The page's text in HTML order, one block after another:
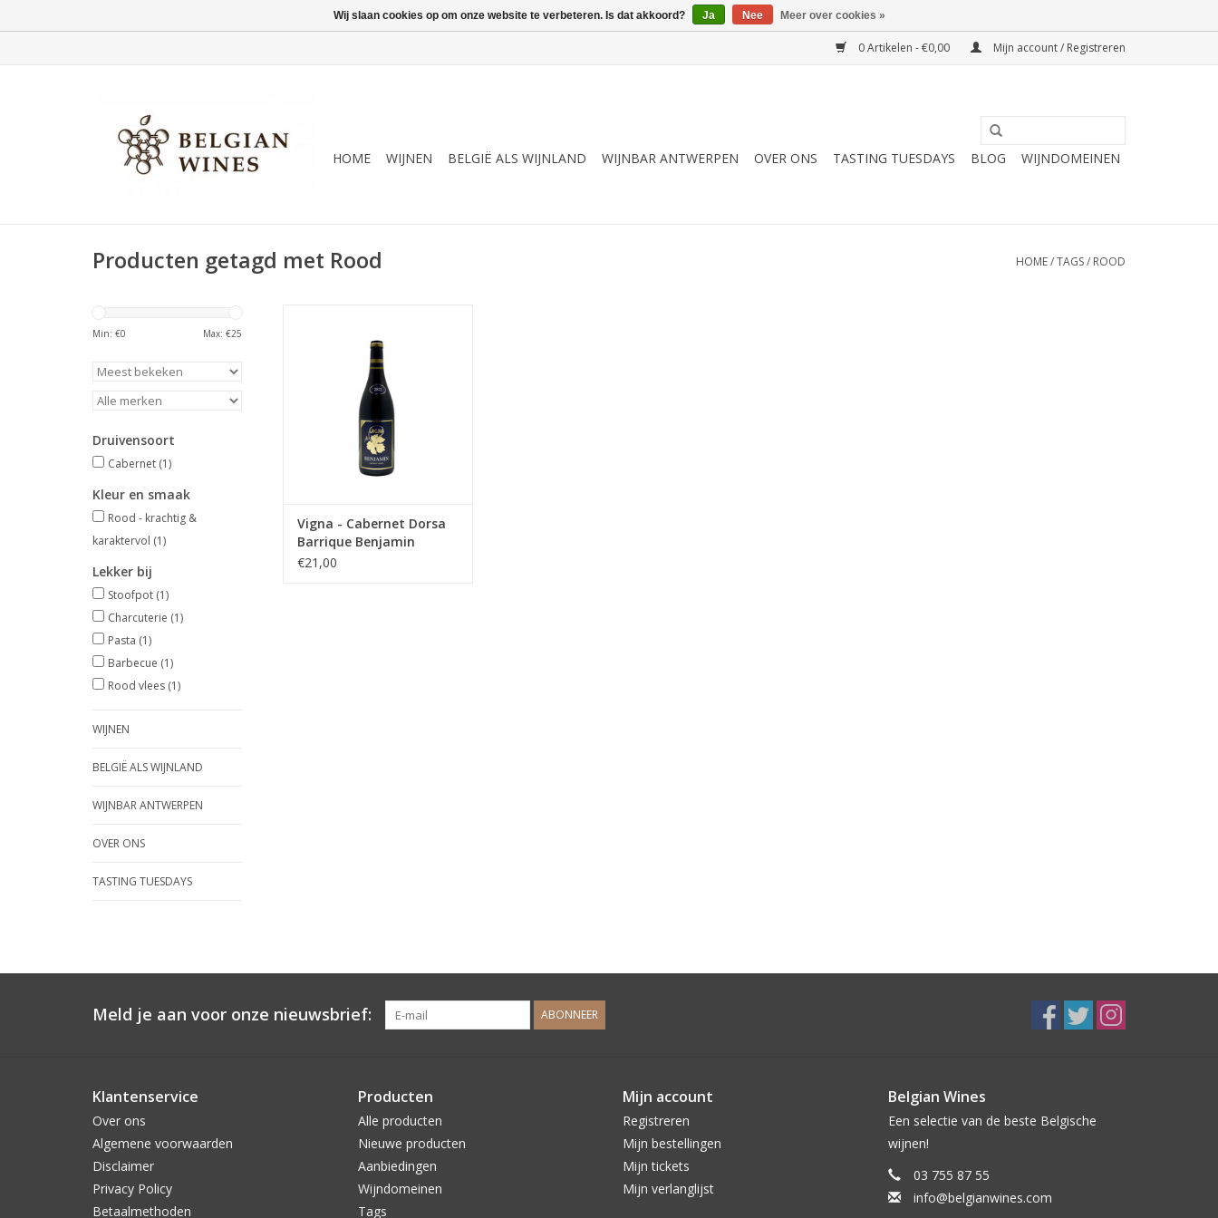
0 Artikelen - €0,00 Mijn account / Registreren
HOME WIJNEN BELGIË ALS WIJNLAND WIJNBAR ANTWERPEN OVER ONS TASTING TUESDAYS BLOG WIJNDOMEINEN
Producten getagd met Rood HOME/TAGS/ ROOD
Min: €0 Max: €25
Druivensoort
Cabernet (1)
Kleur en smaak
Rood - krachtig &
karaktervol (1)
Lekker bij
Stoofpot (1)
Charcuterie (1)
Pasta (1)
Barbecue (1)
Rood vlees (1)
WIJNEN
BELGIË ALS WIJNLAND
WIJNBAR ANTWERPEN
OVER ONS
TASTING TUESDAYS
TOEVOEGEN AAN WINKELWAGEN
Vigna - Cabernet Dorsa
Barrique Benjamin
€21,00
Meld je aan voor onze nieuwsbrief: ABONNEER
Klantenservice
Over ons
Algemene voorwaarden
Disclaimer
Privacy Policy
Betaalmethoden
Producten
Alle producten
Nieuwe producten
Aanbiedingen
Wijndomeinen
Tags
Mijn account
Registreren
Mijn bestellingen
Mijn tickets
Mijn verlanglijst
Belgian Wines
Een selectie van de beste Belgische
wijnen!
03 755 87 55
info@belgianwines.com
Wij slaan cookies op om onze website te verbeteren. Is dat akkoord? Ja Nee Meer over cookies »